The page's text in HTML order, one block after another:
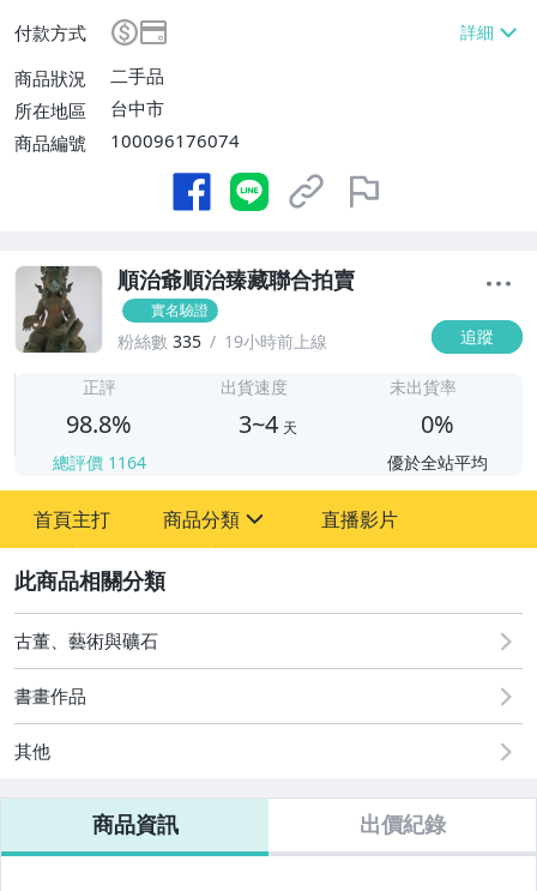
0免運費】
付款方式
商品狀況
二手品
所在地區
台中市
商品編號
100096176074
順治爺順治臻藏聯合拍賣
實名驗證
粉絲數 335 19小時前上線 追蹤
正評
98.8%
總評價 1164
出貨速度
3~4 天
未出貨率
0%
優於全站平均
首頁主打 商品分類
古董、藝術與礦石
美食與地方特產
直播影片
古董、藝術與礦石
書畫作品
其他
商品資訊 出價紀錄